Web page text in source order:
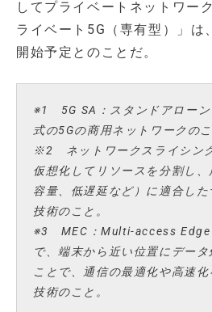
してプライベートネットワー
ライベート5G（専有型）」は
開始予定とのことだ。
※1 5G SA：スタンドアロー
式の5Gの商用ネットワークのこ
※2 ネットワークスライシン
仮想化してリソースを分割し
容量、低遅延など）に適合し
技術のこと。
※3 MEC：Multi-access Edge
で、端末から近い位置にデー
ことで、通信の最適化や高速
技術のこと。